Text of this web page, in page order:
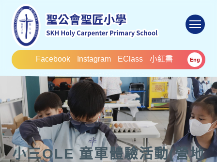
Facebook Instagram EClass 小紅書 Eng
小三OLE 童軍體驗活動(營地